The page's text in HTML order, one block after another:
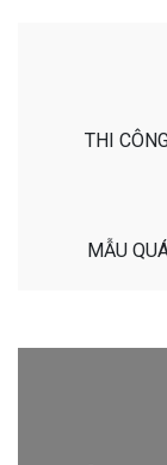
THI
MẪU